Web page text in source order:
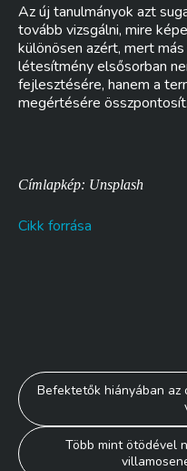
Az új tanulmányok azt
tovább vizsgálni, mire
különösen azért, mert
létesítmény elsősorban
fejlesztésére, hanem a
megértésére összpontosít.
Címlapkép: Unsplash
Cikk forrása
Bejegyzés
navigáció
Befektetők hiányában az
Több mint ötödével